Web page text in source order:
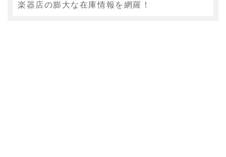
楽器店の膨大な在庫情報を網羅！